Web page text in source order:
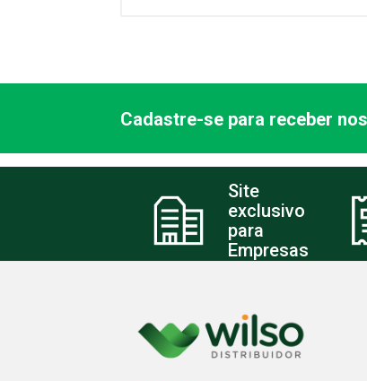
Cadastre-se para receber
Site
exclusivo
para
Empresas